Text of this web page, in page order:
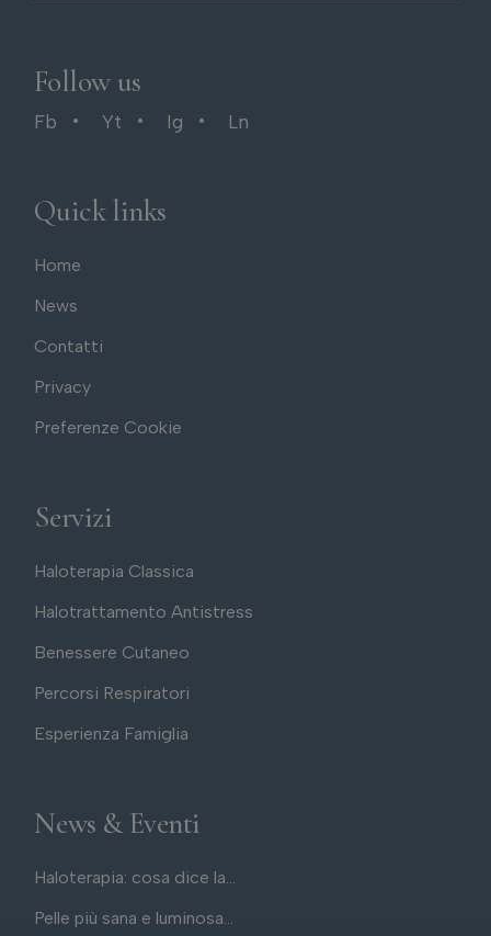
Follow us
Fb Yt Ig Ln
Quick links
Home
News
Contatti
Privacy
Preferenze Cookie
Servizi
Haloterapia Classica
Halotrattamento Antistress
Benessere Cutaneo
Percorsi Respiratori
Esperienza Famiglia
News & Eventi
Haloterapia: cosa dice la...
Pelle più sana e luminosa...